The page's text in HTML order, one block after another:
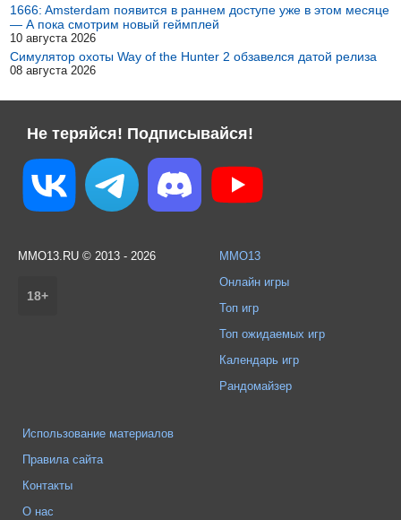
1666: Amsterdam появится в раннем доступе уже в этом месяце
— А пока смотрим новый геймплей
10 августа 2026
Симулятор охоты Way of the Hunter 2 обзавелся датой релиза
08 августа 2026
Не теряйся! Подписывайся!
MMO13.RU © 2013 - 2026
18+
MMO13
Онлайн игры
Топ игр
Топ ожидаемых игр
Календарь игр
Рандомайзер
Использование материалов
Правила сайта
Контакты
О нас